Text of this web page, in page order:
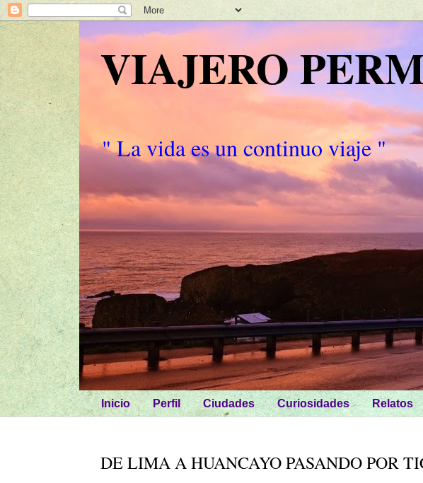
VIAJERO
" La vida es un continuo viaje "
Inicio Perfil Ciudades Curiosidades Relatos
DE LIMA A HUANCAYO PASANDO POR